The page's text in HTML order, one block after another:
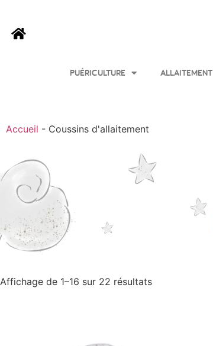
PUÉRICULTURE ALLAITEMENT
Accueil - Coussins d'allaitement
Affichage de 1–16 sur 22 résultats